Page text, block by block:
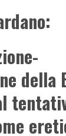
della